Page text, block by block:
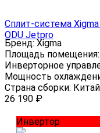
Сплит-система
ODU Jetpro
Бренд:Xigma
Площадь помещения:
Инверторное
Мощность
Страна сборки: Китай
26 190 ₽
Инвертор